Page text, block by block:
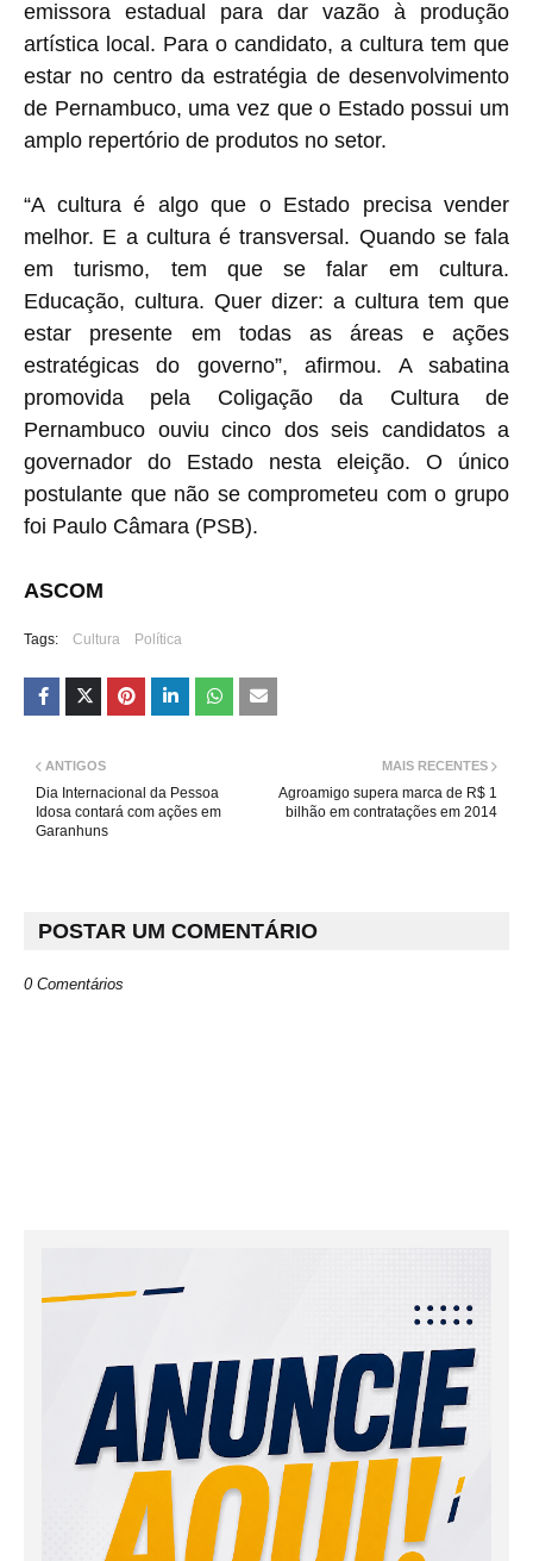
emissora estadual para dar vazão à produção
artística local. Para o candidato, a cultura tem que
estar no centro da estratégia de desenvolvimento
de Pernambuco, uma vez que o Estado possui um
amplo repertório de produtos no setor.
“A cultura é algo que o Estado precisa vender
melhor. E a cultura é transversal. Quando se fala
em turismo, tem que se falar em cultura.
Educação, cultura. Quer dizer: a cultura tem que
estar presente em todas as áreas e ações
estratégicas do governo”, afirmou. A sabatina
promovida pela Coligação da Cultura de
Pernambuco ouviu cinco dos seis candidatos a
governador do Estado nesta eleição. O único
postulante que não se comprometeu com o grupo
foi Paulo Câmara (PSB).
ASCOM
Tags: Cultura Política
MAIS RECENTES
Agroamigo supera marca de R$ 1
bilhão em contratações em 2014
ANTIGOS
Dia Internacional da Pessoa
Idosa contará com ações em
Garanhuns
POSTAR UM COMENTÁRIO
0 Comentários